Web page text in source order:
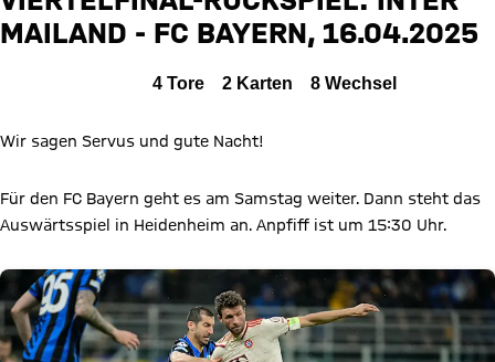
INTER
MAILAND - FC BAYERN, 16.04.2025
4 Tore 2 Karten 8 Wechsel
Wir sagen Servus und gute Nacht!
Für den FC Bayern geht es am Samstag weiter. Dann steht das
Auswärtsspiel in Heidenheim an. Anpfiff ist um 15:30 Uhr.